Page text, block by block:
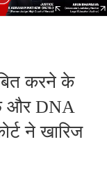
करने के
और DNA
ने खारिज